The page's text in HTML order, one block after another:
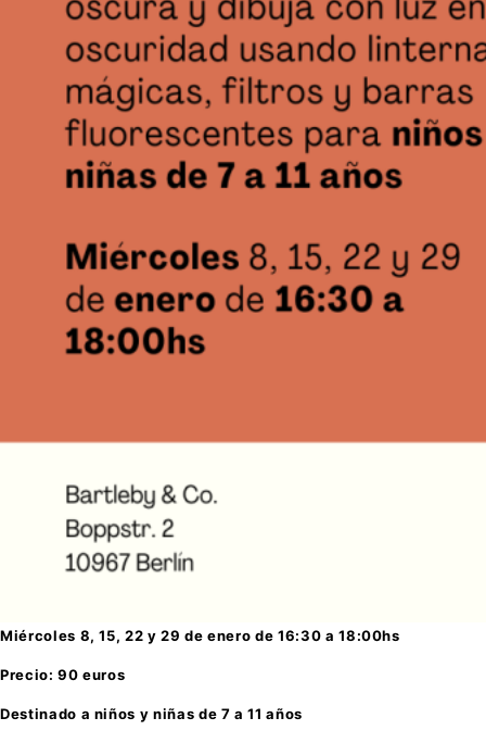
Miércoles 8, 15, 22 y 29 de enero de 16:30 a 18:00hs
Precio: 90 euros
Destinado a niños y niñas de 7 a 11 años